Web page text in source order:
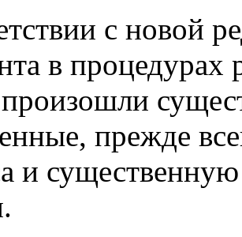
с новой
в процедурах
произошли
прежде
и